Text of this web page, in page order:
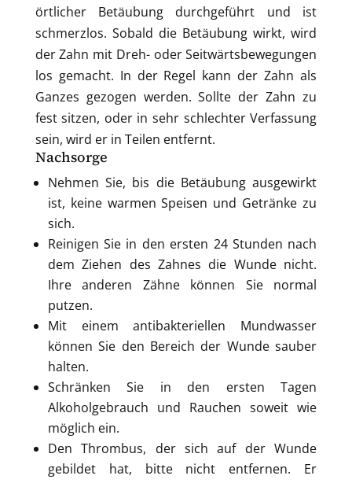
örtlicher Betäubung durchgeführt und ist
schmerzlos. Sobald die Betäubung wirkt, wird
der Zahn mit Dreh- oder Seitwärtsbewegungen
los gemacht. In der Regel kann der Zahn als
Ganzes gezogen werden. Sollte der Zahn zu
fest sitzen, oder in sehr schlechter Verfassung
sein, wird er in Teilen entfernt.
Nachsorge
Nehmen Sie, bis die Betäubung ausgewirkt
ist, keine warmen Speisen und Getränke zu
sich.
Reinigen Sie in den ersten 24 Stunden nach
dem Ziehen des Zahnes die Wunde nicht.
Ihre anderen Zähne können Sie normal
putzen.
Mit einem antibakteriellen Mundwasser
können Sie den Bereich der Wunde sauber
halten.
Schränken Sie in den ersten Tagen
Alkoholgebrauch und Rauchen soweit wie
möglich ein.
Den Thrombus, der sich auf der Wunde
gebildet hat, bitte nicht entfernen. Er